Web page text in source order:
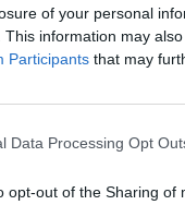
of your personal
This information may
Participants that may
Data Processing Opt
opt-out of the Sharing of
την
Farm”, που
και της